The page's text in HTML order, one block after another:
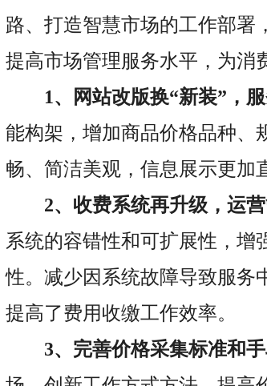
路、打造智慧市场的工作部署
提高市场管理服务水平， 为消
1、网站改版换“新装”，
能构架，增加商品价格品种、
畅、简洁美观，信息展示更加
2、收费系统再升级，运营
系统的容错性和可扩展性，增
性。减少因系统故障导致服务
提高了费用收缴工作效率。
3、完善价格采集标准和